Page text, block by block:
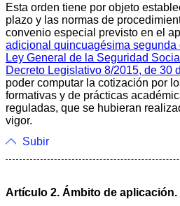
Esta orden tiene por objeto
plazo y las normas de
convenio especial previsto en el
adicional quincuagésima segunda
Ley General de la Seguridad
Decreto Legislativo 8/2015, de 30
poder computar la cotización por
formativas y de prácticas
reguladas, que se hubieran
vigor.
Subir
Artículo 2. Ámbito de aplicación.